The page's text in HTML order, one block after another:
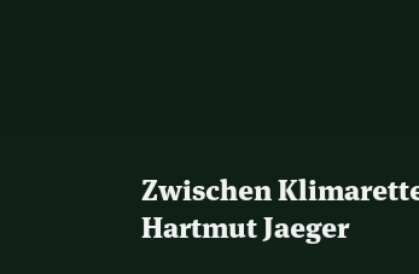
Zwischen
Hartmut Jaeger